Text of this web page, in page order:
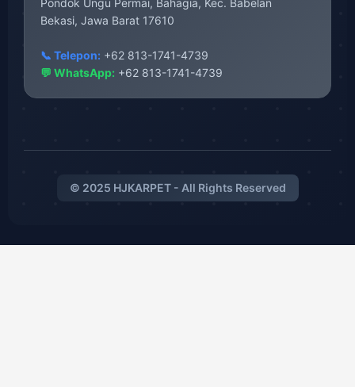
Pondok Ungu Permai, Bahagia, Kec. Babelan
Bekasi, Jawa Barat 17610
📞 Telepon: +62 813-1741-4739
💬 WhatsApp: +62 813-1741-4739
© 2025 HJKARPET - All Rights Reserved